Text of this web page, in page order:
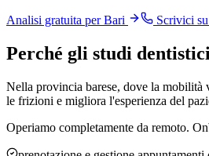
Analisi gratuita perBari Scrivici
Perché gli studi dentistici
Nella provincia barese, dove la mobilità
le frizioni e migliora l'esperienza del
Operiamo completamente da remoto.